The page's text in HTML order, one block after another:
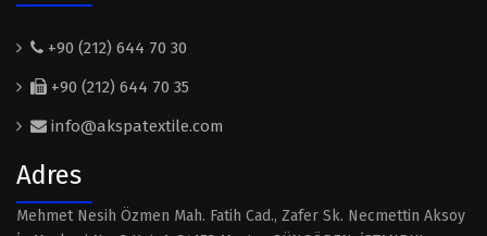
+90 (212) 644 70 30
+90 (212) 644 70 35
info@akspatextile.com
Adres
Mehmet Nesih Özmen Mah. Fatih Cad., Zafer Sk. Necmettin Aksoy